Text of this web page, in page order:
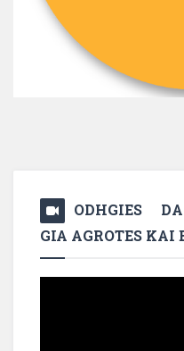
ODHGIES
GIA AGROTES KAI